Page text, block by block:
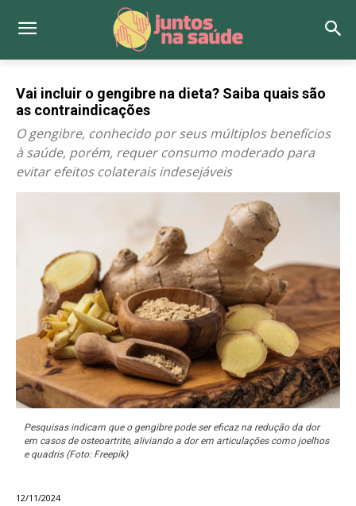
Vai incluir o gengibre na dieta? Saiba quais são
as contraindicações
O gengibre, conhecido por seus múltiplos benefícios
à saúde, porém, requer consumo moderado para
evitar efeitos colaterais indesejáveis
Pesquisas indicam que o gengibre pode ser eficaz na redução da dor
em casos de osteoartrite, aliviando a dor em articulações como joelhos
e quadris (Foto: Freepik)
12/11/2024